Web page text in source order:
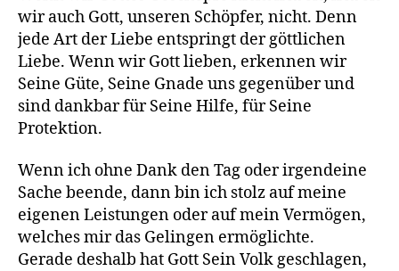
wir auch Gott, unseren Schöpfer, nicht. Denn
jede Art der Liebe entspringt der göttlichen
Liebe. Wenn wir Gott lieben, erkennen wir
Seine Güte, Seine Gnade uns gegenüber und
sind dankbar für Seine Hilfe, für Seine
Protektion.
Wenn ich ohne Dank den Tag oder irgendeine
Sache beende, dann bin ich stolz auf meine
eigenen Leistungen oder auf mein Vermögen,
welches mir das Gelingen ermöglichte.
Gerade deshalb hat Gott Sein Volk geschlagen,